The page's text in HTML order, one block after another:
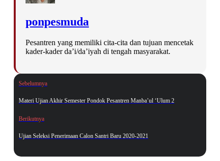
ponpesmuda
Pesantren yang memiliki cita-cita dan tujuan mencetak
kader-kader da’i/da’iyah di tengah masyarakat.
Sebelumnya
Materi Ujian Akhir Semester Pondok Pesantren Manba’ul ‘Ulum 2
Berikutnya
Ujian Seleksi Penerimaan Calon Santri Baru 2020-2021